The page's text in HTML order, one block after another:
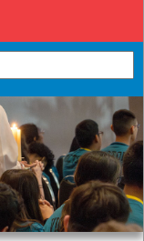
this site